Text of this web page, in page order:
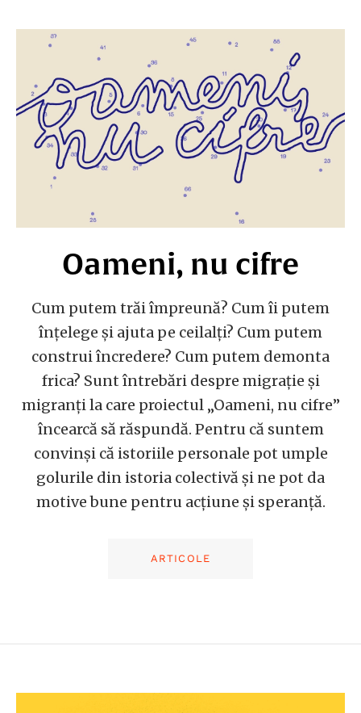
Oameni, nu cifre
Cum putem trăi împreună? Cum îi putem
înțelege și ajuta pe ceilalți? Cum putem
construi încredere? Cum putem demonta
frica? Sunt întrebări despre migrație și
migranți la care proiectul „Oameni, nu cifre”
încearcă să răspundă. Pentru că suntem
convinși că istoriile personale pot umple
golurile din istoria colectivă și ne pot da
motive bune pentru acțiune și speranță.
ARTICOLE